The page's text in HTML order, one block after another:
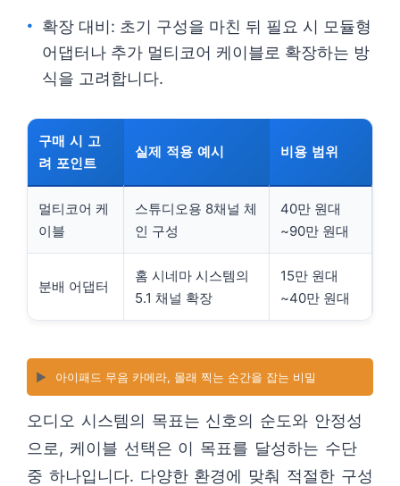
확장 대비: 초기 구성을 마친 뒤 필요 시 모듈형
어댑터나 추가 멀티코어 케이블로 확장하는 방
식을 고려합니다.
구매 시 고
려 포인트
실제 적용 예시 비용 범위
멀티코어 케
이블
스튜디오용 8채널 체
인 구성
40만 원대
~90만 원대
분배 어댑터
홈 시네마 시스템의
5.1 채널 확장
15만 원대
~40만 원대
▶️ 아이패드 무음 카메라, 몰래 찍는 순간을 잡는 비밀
오디오 시스템의 목표는 신호의 순도와 안정성
으로, 케이블 선택은 이 목표를 달성하는 수단
중 하나입니다. 다양한 환경에 맞춰 적절한 구성